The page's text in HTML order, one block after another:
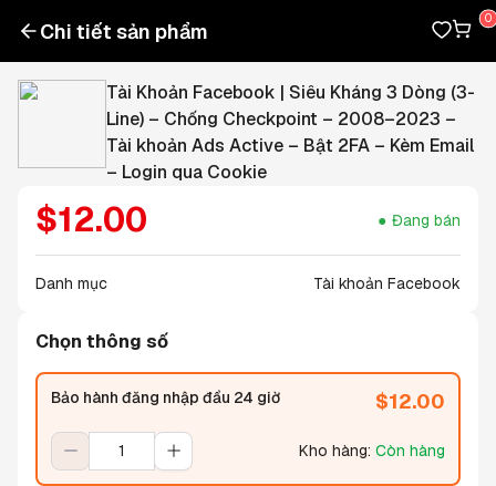
Chi tiết sản phẩm
Tài Khoản Facebook | Siêu Kháng 3 Dòng (3-
Line) – Chống Checkpoint – 2008–2023 –
Tài khoản Ads Active – Bật 2FA – Kèm Email
– Login qua Cookie
$12.00 Đang bán
Danh mục Tài khoản Facebook
Chọn thông số
Bảo hành đăng nhập đầu 24 giờ $12.00
Kho hàng: Còn hàng